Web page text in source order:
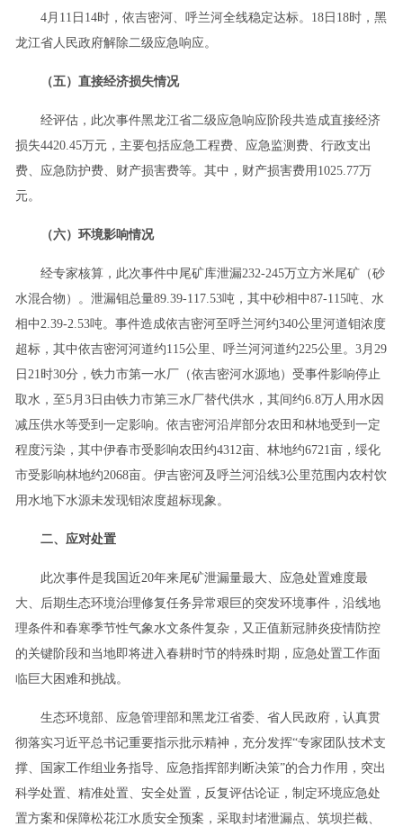
4月11日14时，依吉密河、呼兰河全线稳定达标。18日18时，黑
龙江省人民政府解除二级应急响应。
（五）直接经济损失情况
经评估，此次事件黑龙江省二级应急响应阶段共造成直接经济
损失4420.45万元，主要包括应急工程费、应急监测费、行政支出
费、应急防护费、财产损害费等。其中，财产损害费用1025.77万
元。
（六）环境影响情况
经专家核算，此次事件中尾矿库泄漏232-245万立方米尾矿（砂
水混合物）。泄漏钼总量89.39-117.53吨，其中砂相中87-115吨、水
相中2.39-2.53吨。事件造成依吉密河至呼兰河约340公里河道钼浓度
超标，其中依吉密河河道约115公里、呼兰河河道约225公里。3月29
日21时30分，铁力市第一水厂（依吉密河水源地）受事件影响停止
取水，至5月3日由铁力市第三水厂替代供水，其间约6.8万人用水因
减压供水等受到一定影响。依吉密河沿岸部分农田和林地受到一定
程度污染，其中伊春市受影响农田约4312亩、林地约6721亩，绥化
市受影响林地约2068亩。伊吉密河及呼兰河沿线3公里范围内农村饮
用水地下水源未发现钼浓度超标现象。
二、应对处置
此次事件是我国近20年来尾矿泄漏量最大、应急处置难度最
大、后期生态环境治理修复任务异常艰巨的突发环境事件，沿线地
理条件和春寒季节性气象水文条件复杂，又正值新冠肺炎疫情防控
的关键阶段和当地即将进入春耕时节的特殊时期，应急处置工作面
临巨大困难和挑战。
生态环境部、应急管理部和黑龙江省委、省人民政府，认真贯
彻落实习近平总书记重要指示批示精神，充分发挥“专家团队技术支
撑、国家工作组业务指导、应急指挥部判断决策”的合力作用，突出
科学处置、精准处置、安全处置，反复评估论证，制定环境应急处
置方案和保障松花江水质安全预案，采取封堵泄漏点、筑坝拦截、